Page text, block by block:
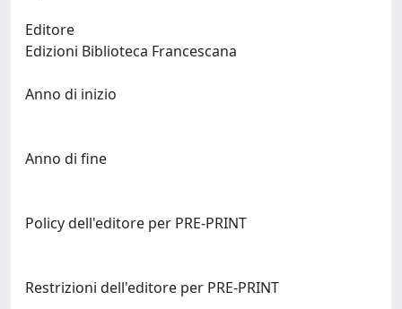
Editore
Anno di inizio
Anno di fine
Policy dell'editore per PRE-PRINT
Restrizioni dell'editore per PRE-PRINT